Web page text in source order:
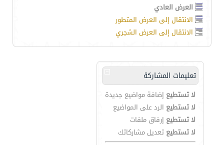
العرض العادي
الانتقال إلى العرض المتطور
الانتقال إلى العرض الشجري
تعليمات المشاركة
لا تستطيع إضافة مواضيع جديدة
لا تستطيع الرد على المواضيع
لا تستطيع إرفاق ملفات
لا تستطيع تعديل مشاركاتك